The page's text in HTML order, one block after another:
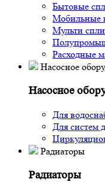
Бытовые
Мобильные
Мульти
Расходные
Насосное
Насосное
Для
Для систем
Радиаторы
Радиаторы